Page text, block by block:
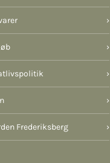
›
›
›
›
Frederiksberg ›